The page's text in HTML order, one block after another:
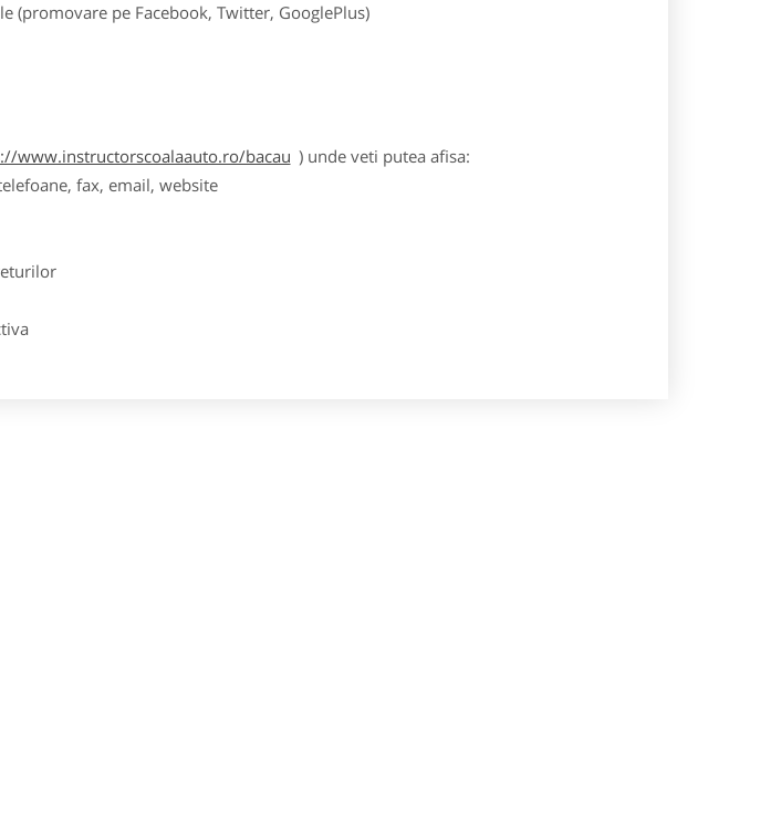
(promovare pe Facebook, Twitter, GooglePlus)
www.instructorscoalaauto.ro/bacau ) unde veti putea afisa:
fax, email, website